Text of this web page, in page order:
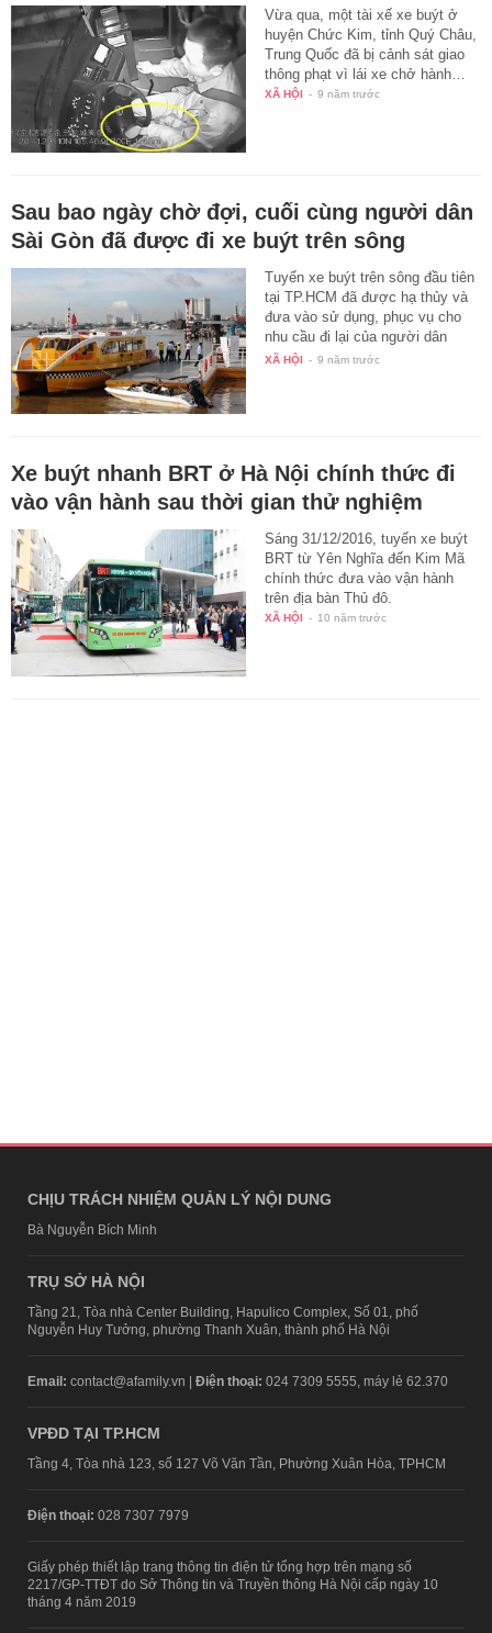
Vừa qua, một tài xế xe buýt ở
huyện Chức Kim, tỉnh Quý Châu,
Trung Quốc đã bị cảnh sát giao
thông phạt vì lái xe chở hành…
XÃ HỘI - 9 năm trước
Sau bao ngày chờ đợi, cuối cùng người dân
Sài Gòn đã được đi xe buýt trên sông
Tuyến xe buýt trên sông đầu tiên
tại TP.HCM đã được hạ thủy và
đưa vào sử dụng, phục vụ cho
nhu cầu đi lại của người dân
trên…
XÃ HỘI - 9 năm trước
Xe buýt nhanh BRT ở Hà Nội chính thức đi
vào vận hành sau thời gian thử nghiệm
Sáng 31/12/2016, tuyến xe buýt
BRT từ Yên Nghĩa đến Kim Mã
chính thức đưa vào vận hành
trên địa bàn Thủ đô.
XÃ HỘI - 10 năm trước
CHỊU TRÁCH NHIỆM QUẢN LÝ NỘI DUNG
Bà Nguyễn Bích Minh
TRỤ SỞ HÀ NỘI
Tầng 21, Tòa nhà Center Building, Hapulico Complex, Số 01, phố
Nguyễn Huy Tưởng, phường Thanh Xuân, thành phố Hà Nội
Email: contact@afamily.vn | Điện thoại: 024 7309 5555, máy lẻ 62.370
VPĐD TẠI TP.HCM
Tầng 4, Tòa nhà 123, số 127 Võ Văn Tần, Phường Xuân Hòa, TPHCM
Điện thoại: 028 7307 7979
Giấy phép thiết lập trang thông tin điện tử tổng hợp trên mạng số
2217/GP-TTĐT do Sở Thông tin và Truyền thông Hà Nội cấp ngày 10
tháng 4 năm 2019